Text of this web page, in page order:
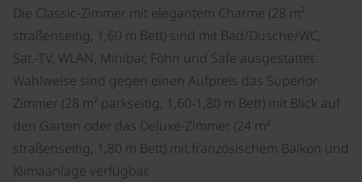
Die Classic-Zimmer mit elegantem Charme (28 m²
straßenseitig, 1,60 m Bett) sind mit Bad/Dusche/WC,
Sat.-TV, WLAN, Minibar, Föhn und Safe ausgestattet.
Wahlweise sind gegen einen Aufpreis das Superior-
Zimmer (28 m² parkseitig, 1,60-1,80 m Bett) mit Blick auf
den Garten oder das Deluxe-Zimmer (24 m²
straßenseitig, 1,80 m Bett) mit französischem Balkon und
Klimaanlage verfügbar.